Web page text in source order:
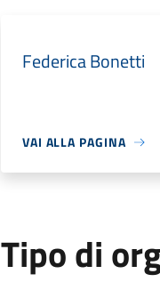
Federica Bonetti
VAI ALLA PAGINA
Tipo di